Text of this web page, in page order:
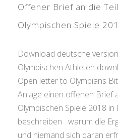
Offener Brief an die
Olympischen Spiele
Download deutsche
Olympischen Athleten
Open letter to Olympians
Anlage einen offenen Brief
Olympischen Spiele 2018
beschreiben warum die
und niemand sich daran